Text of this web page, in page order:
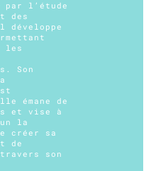
l’étude
des
les
Son
émane de
et vise à
la
créer sa
de
son